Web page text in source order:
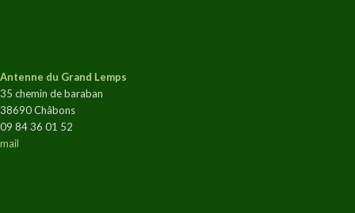
Antenne du Grand Lemps
35 chemin de baraban
38690 Châbons
09 84 36 01 52
mail